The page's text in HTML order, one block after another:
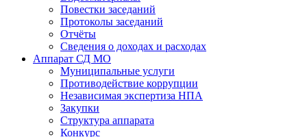
Повестки заседаний
Протоколы заседаний
Отчёты
Сведения о доходах и расходах
Аппарат СД МО
Муниципальные услуги
Противодействие коррупции
Независимая экспертиза НПА
Закупки
Структура аппарата
Конкурс